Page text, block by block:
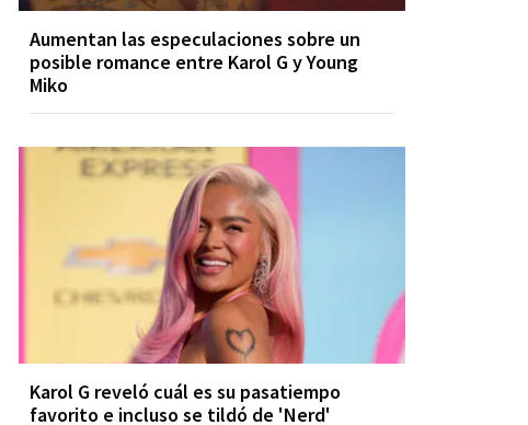
Aumentan las especulaciones sobre un
posible romance entre Karol G y Young
Miko
Karol G reveló cuál es su pasatiempo
favorito e incluso se tildó de 'Nerd'